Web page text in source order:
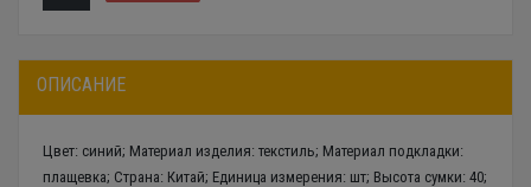
ОПИСАНИЕ
Цвет: синий; Материал изделия: текстиль; Материал подкладки:
плащевка; Страна: Китай; Единица измерения: шт; Высота сумки: 40;